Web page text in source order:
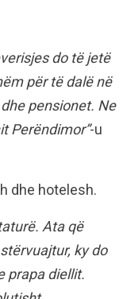
do të jetë
për të dalë në
pensionet. Ne
Perëndimor”-u
dhe hotelesh.
Ata që
ky do
prapa diellit.